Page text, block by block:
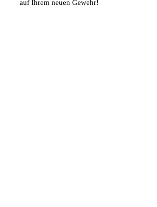
auf Ihrem neuen Gewehr!